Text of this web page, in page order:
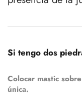
Si tengo dos
Colocar mastic
única.